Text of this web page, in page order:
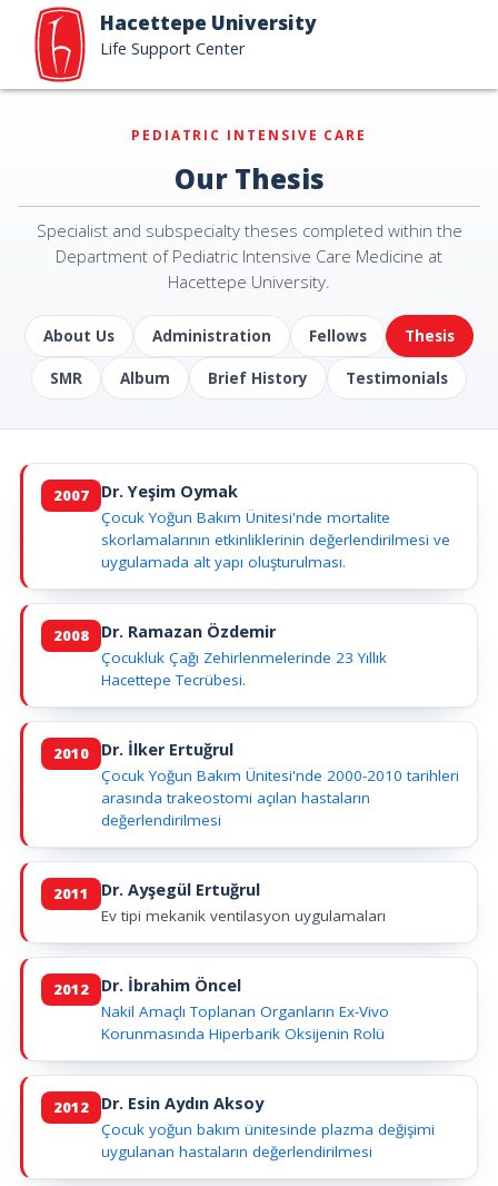
Hacettepe University
Life Support Center
PEDIATRIC INTENSIVE CARE
Our Thesis
Specialist and subspecialty theses completed within the
Department of Pediatric Intensive Care Medicine at
Hacettepe University.
About Us Administration Fellows Thesis
SMR Album Brief History Testimonials
2007 Dr. Yeşim Oymak
Çocuk Yoğun Bakım Ünitesi'nde mortalite
skorlamalarının etkinliklerinin değerlendirilmesi ve
uygulamada alt yapı oluşturulması.
2008 Dr. Ramazan Özdemir
Çocukluk Çağı Zehirlenmelerinde 23 Yıllık
Hacettepe Tecrübesi.
2010 Dr. İlker Ertuğrul
Çocuk Yoğun Bakım Ünitesi'nde 2000-2010 tarihleri
arasında trakeostomi açılan hastaların
değerlendirilmesi
2011 Dr. Ayşegül Ertuğrul
Ev tipi mekanik ventilasyon uygulamaları
2012 Dr. İbrahim Öncel
Nakil Amaçlı Toplanan Organların Ex-Vivo
Korunmasında Hiperbarik Oksijenin Rolü
2012 Dr. Esin Aydın Aksoy
Çocuk yoğun bakım ünitesinde plazma değişimi
uygulanan hastaların değerlendirilmesi